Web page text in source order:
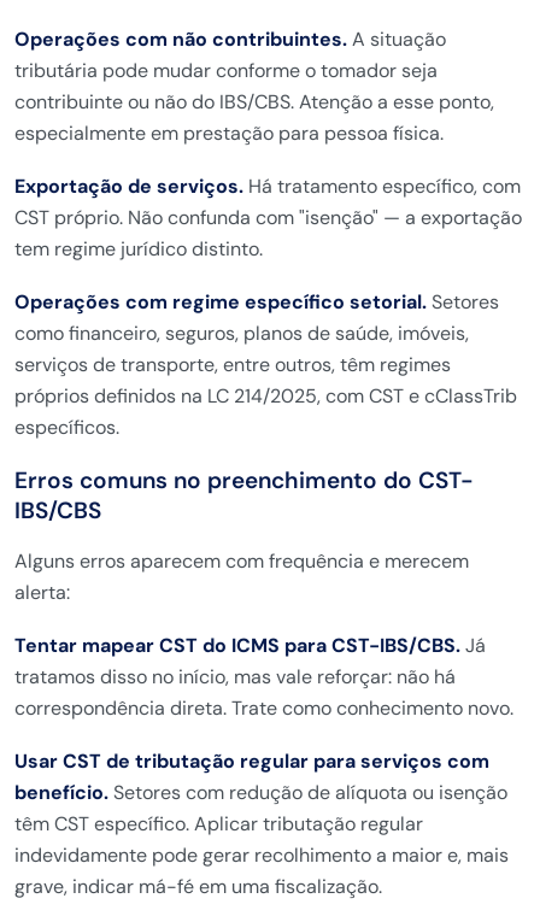
Operações com não contribuintes.A situação
tributária pode mudar conforme o tomador seja
contribuinte ou não do IBS/CBS. Atenção a esse ponto,
especialmente em prestação para pessoa física.
Exportação de serviços. Há tratamento específico, com
CST próprio. Não confunda com "isenção" — a exportação
tem regime jurídico distinto.
Operações com regime específico setorial.Setores
como financeiro, seguros, planos de saúde, imóveis,
serviços de transporte, entre outros, têm regimes
próprios definidos na LC 214/2025, com CST e cClassTrib
específicos.
Erros comuns no preenchimento do CST-
IBS/CBS
Alguns erros aparecem com frequência e merecem
alerta:
Tentar mapear CST do ICMS para CST-IBS/CBS.Já
tratamos disso no início, mas vale reforçar: não há
correspondência direta. Trate como conhecimento novo.
Usar CST de tributação regular para serviços com
benefício.Setores com redução de alíquota ou isenção
têm CST específico. Aplicar tributação regular
indevidamente pode gerar recolhimento a maior e, mais
grave, indicar má-fé em uma fiscalização.